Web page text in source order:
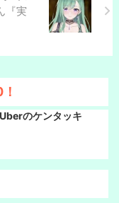
『実
のケンタッキ